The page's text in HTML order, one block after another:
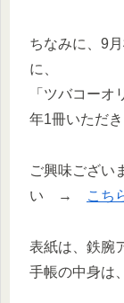
ちなみに、9
に、
「ツバコー
年1冊いただき
ご興味ござい
い →
こち
表紙は、鉄腕
手帳の中身は